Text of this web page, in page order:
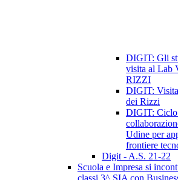
DIGIT: Gli
visita al Lab
RIZZI
DIGIT:
dei Rizzi
DIGIT: Ciclo
Udine per
frontiere
Digit - A.S. 21-22
Scuola e Impresa si